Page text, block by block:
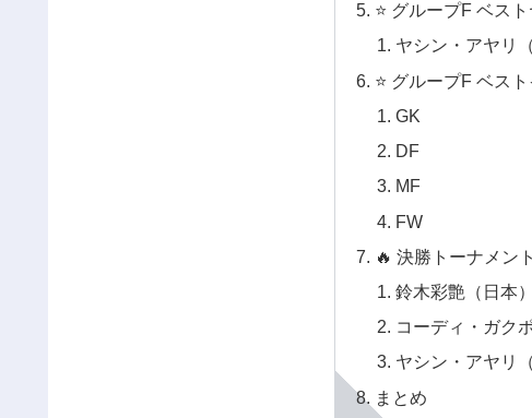
⭐ グループF ベス
ヤシン・アヤリ
⭐ グループF ベス
GK
DF
MF
FW
🔥 決勝トーナメン
鈴木彩艶（日本）
コーディ・ガク
ヤシン・アヤリ
まとめ